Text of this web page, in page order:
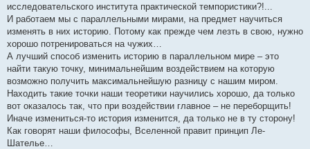
исследовательского института практической темпористики?!...
И работаем мы с параллельными мирами, на предмет научиться
изменять в них историю. Потому как прежде чем лезть в свою, нужно
хорошо потренироваться на чужих…
А лучший способ изменить историю в параллельном мире – это
найти такую точку, минимальнейшим воздействием на которую
возможно получить максимальнейшую разницу с нашим миром.
Находить такие точки наши теоретики научились хорошо, да только
вот оказалось так, что при воздействии главное – не переборщить!
Иначе измениться-то история изменится, да только не в ту сторону!
Как говорят наши философы, Вселенной правит принцип Ле-
Шателье…